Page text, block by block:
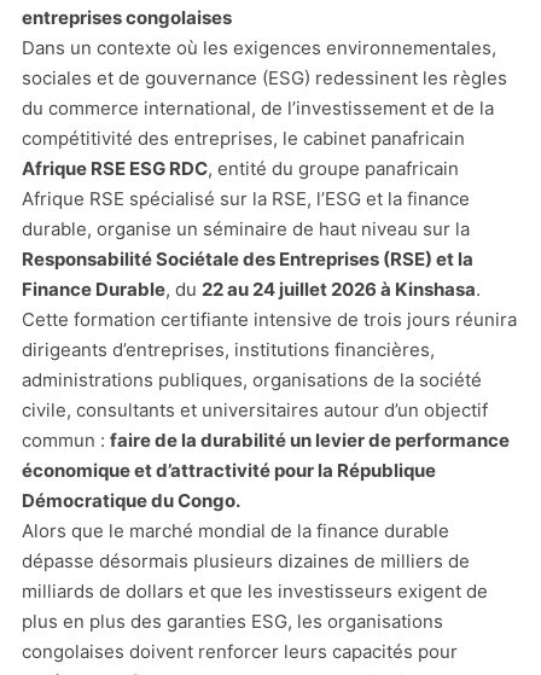
entreprises congolaises
Dans un contexte où les exigences environnementales,
sociales et de gouvernance (ESG) redessinent les règles
du commerce international, de l’investissement et de la
compétitivité des entreprises, le cabinet panafricain
Afrique RSE ESG RDC, entité du groupe panafricain
Afrique RSE spécialisé sur la RSE, l’ESG et la finance
durable, organise un séminaire de haut niveau sur la
Responsabilité Sociétale des Entreprises (RSE) et la
Finance Durable, du 22 au 24 juillet 2026 à Kinshasa.
Cette formation certifiante intensive de trois jours réunira
dirigeants d’entreprises, institutions financières,
administrations publiques, organisations de la société
civile, consultants et universitaires autour d’un objectif
commun : faire de la durabilité un levier de performance
économique et d’attractivité pour la République
Démocratique du Congo.
Alors que le marché mondial de la finance durable
dépasse désormais plusieurs dizaines de milliers de
milliards de dollars et que les investisseurs exigent de
plus en plus des garanties ESG, les organisations
congolaises doivent renforcer leurs capacités pour